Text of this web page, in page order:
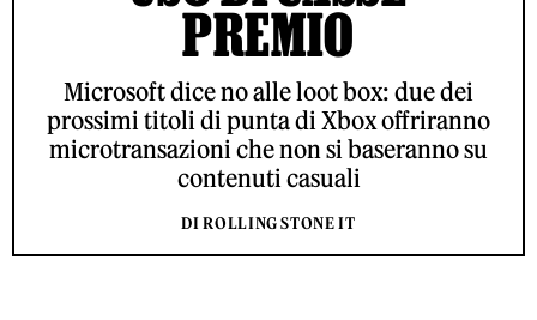
PREMIO
Microsoft dice no alle loot box: due dei
prossimi titoli di punta di Xbox offriranno
microtransazioni che non si baseranno su
contenuti casuali
DI ROLLING STONE IT